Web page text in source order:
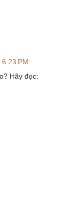
PM
Hãy đọc: